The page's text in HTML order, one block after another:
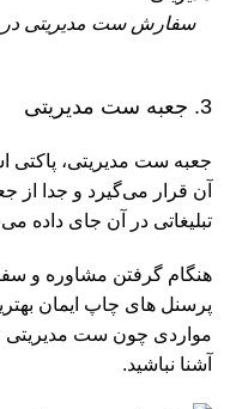
3. جعبه ست مدیریتی
جعبه ست مدیریتی، پاکتی
آن قرار می‌گیرد و جدا
تبلیغاتی در آن جای داده
هنگام گرفتن مشاوره و
پرسنل های چاپ ایمان
مواردی چون ست مدیریتی
آشنا نباشید.